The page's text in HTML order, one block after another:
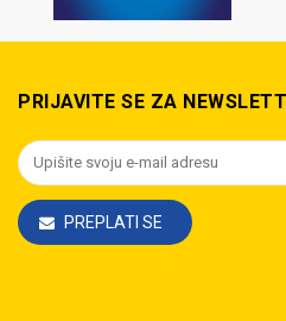
PRIJAVITE SE ZA
PREPLATI SE